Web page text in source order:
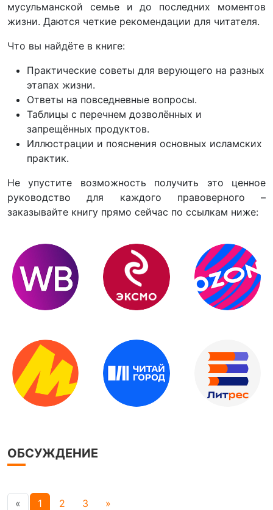
мусульманской семье и до последних моментов
жизни. Даются четкие рекомендации для читателя.
Что вы найдёте в книге:
Практические советы для верующего на разных
этапах жизни.
Ответы на повседневные вопросы.
Таблицы с перечнем дозволённых и
запрещённых продуктов.
Иллюстрации и пояснения основных исламских
практик.
Не упустите возможность получить это ценное
руководство для каждого правоверного –
заказывайте книгу прямо сейчас по ссылкам ниже:
ОБСУЖДЕНИЕ
« 1 2 3 »